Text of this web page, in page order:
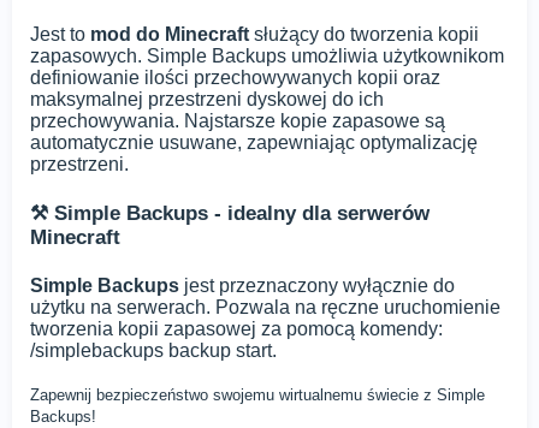
Jest to mod do Minecraft służący do tworzenia kopii
zapasowych. Simple Backups umożliwia użytkownikom
definiowanie ilości przechowywanych kopii oraz
maksymalnej przestrzeni dyskowej do ich
przechowywania. Najstarsze kopie zapasowe są
automatycznie usuwane, zapewniając optymalizację
przestrzeni.
⚒️ Simple Backups - idealny dla serwerów
Minecraft
Simple Backups jest przeznaczony wyłącznie do
użytku na serwerach. Pozwala na ręczne uruchomienie
tworzenia kopii zapasowej za pomocą komendy:
/simplebackups backup start.
Zapewnij bezpieczeństwo swojemu wirtualnemu świecie z Simple
Backups!